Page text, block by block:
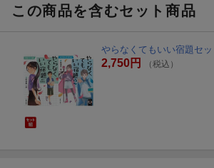
この商品を含むセット商品
やらなくてもいい宿題セッ
2,750円 （税込）